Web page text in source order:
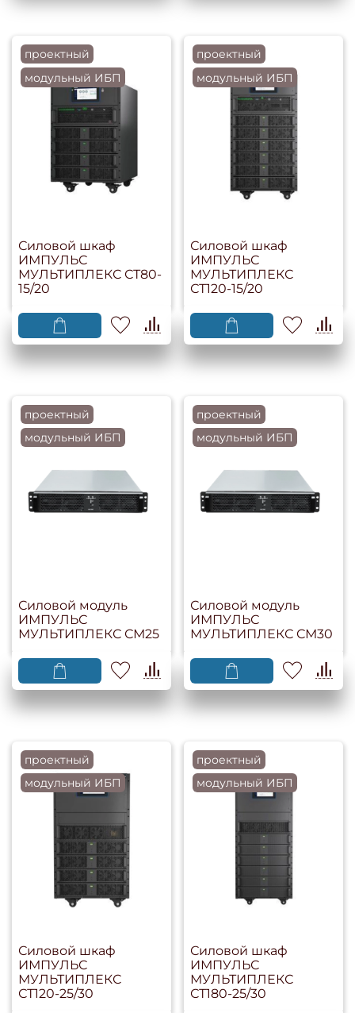
проектный
модульный ИБП
Силовой шкаф
ИМПУЛЬС
МУЛЬТИПЛЕКС СТ80-
15/20
проектный
модульный ИБП
Силовой шкаф
ИМПУЛЬС
МУЛЬТИПЛЕКС
СТ120-15/20
проектный
модульный ИБП
Силовой модуль
ИМПУЛЬС
МУЛЬТИПЛЕКС СМ25
проектный
модульный ИБП
Силовой модуль
ИМПУЛЬС
МУЛЬТИПЛЕКС СМ30
проектный
модульный ИБП
Силовой шкаф
ИМПУЛЬС
МУЛЬТИПЛЕКС
СТ120-25/30
проектный
модульный ИБП
Силовой шкаф
ИМПУЛЬС
МУЛЬТИПЛЕКС
СТ180-25/30